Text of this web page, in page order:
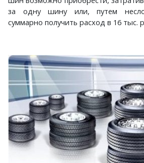
за одну шину или, путем
суммарно получить расход в 16 тыс.